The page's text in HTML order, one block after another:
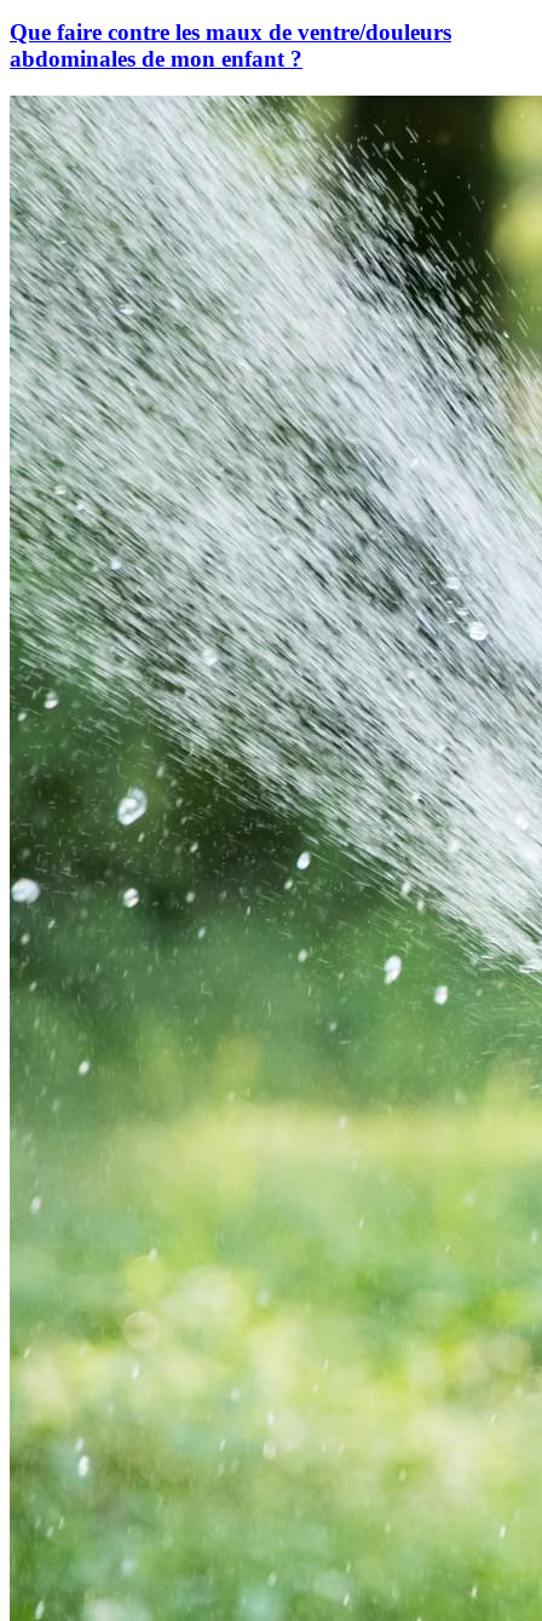
Que faire contre les maux de ventre/douleurs
abdominales de mon enfant ?